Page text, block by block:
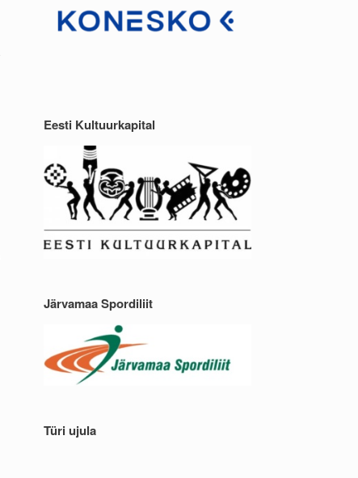
Eesti Kultuurkapital
Järvamaa Spordiliit
Türi ujula